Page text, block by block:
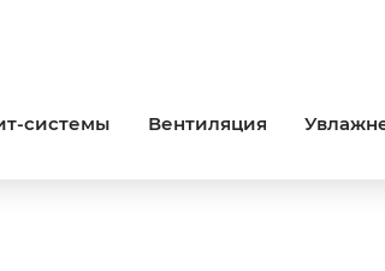
системы Вентиляция